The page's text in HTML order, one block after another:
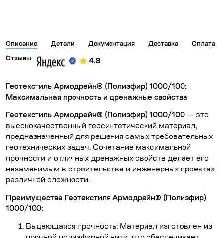
Описание Детали Документация Доставка Оплата
Отзывы 4.8
Геотекстиль Армодрейн® (Полиэфир) 1000/100:
Максимальная прочность и дренажные свойства
Геотекстиль Армодрейн® (Полиэфир) 1000/100 — это
высококачественный геосинтетический материал,
предназначенный для решения самых требовательных
геотехнических задач. Сочетание максимальной
прочности и отличных дренажных свойств делает его
незаменимым в строительстве и инженерных проектах
различной сложности.
Преимущества Геотекстиля Армодрейн® (Полиэфир)
1000/100:
Выдающаяся прочность: Материал изготовлен из